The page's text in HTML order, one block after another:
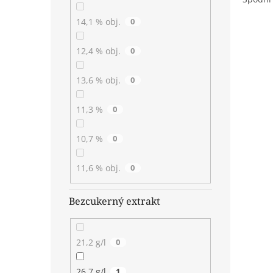
14,1 % obj. 0
12,4 % obj. 0
13,6 % obj. 0
11,3 % 0
10,7 % 0
11,6 % obj. 0
Bezcukerný extrakt
21,2 g/l 0